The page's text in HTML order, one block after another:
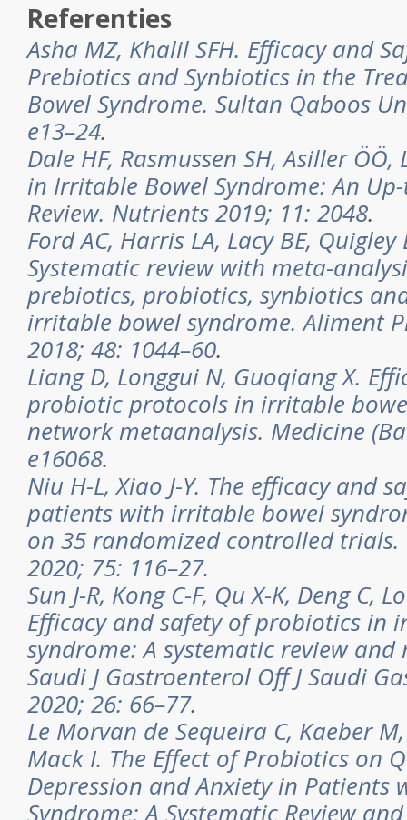
Referenties
Asha MZ, Khalil SFH. Efficacy and
Prebiotics and Synbiotics in the
Bowel Syndrome. Sultan Qaboos
e13–24.
Dale HF, Rasmussen SH, Asiller
in Irritable Bowel Syndrome: An
Review. Nutrients 2019; 11: 2048.
Ford AC, Harris LA, Lacy BE,
Systematic review with meta-
prebiotics, probiotics, synbiotics
irritable bowel syndrome. Aliment
2018; 48: 1044–60.
Liang D, Longgui N, Guoqiang X.
probiotic protocols in irritable
network metaanalysis. Medicine
e16068.
Niu H-L, Xiao J-Y. The efficacy and
patients with irritable bowel
on 35 randomized controlled trials.
2020; 75: 116–27.
Sun J-R, Kong C-F, Qu X-K, Deng C,
Efficacy and safety of probiotics in
syndrome: A systematic review and
Saudi J Gastroenterol Off J Saudi
2020; 26: 66–77.
Le Morvan de Sequeira C, Kaeber M,
Mack I. The Effect of Probiotics on
Depression and Anxiety in
Syndrome: A Systematic Review